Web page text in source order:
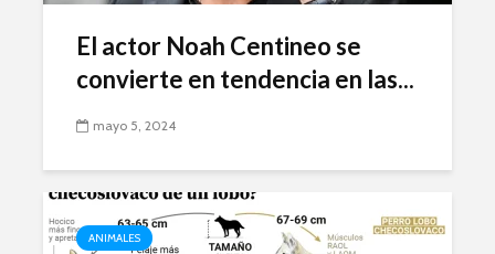
El actor Noah Centineo se
convierte en tendencia en las...
mayo 5, 2024
ANIMALES